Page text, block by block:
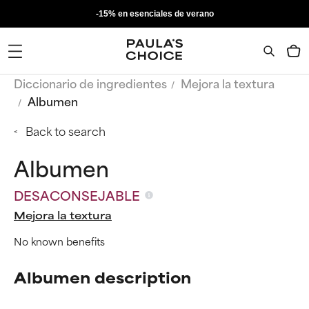
-15% en esenciales de verano
Diccionario de ingredientes
Mejora la textura
Albumen
Back to search
Albumen
DESACONSEJABLE
Mejora la textura
No known benefits
Albumen description